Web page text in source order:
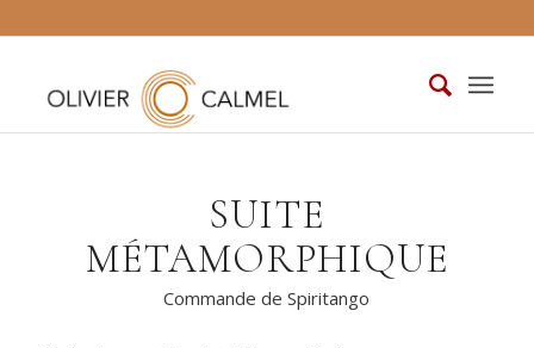
SUITE
MÉTAMORPHIQUE
Commande de Spiritango